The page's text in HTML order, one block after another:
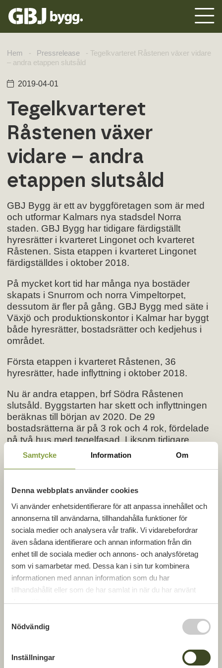
Samtycke Information Om
Denna webbplats använder cookies
Vi använder enhetsidentifierare för att anpassa innehållet och
annonserna till användarna, tillhandahålla funktioner för
sociala medier och analysera vår trafik. Vi vidarebefordrar
även sådana identifierare och annan information från din
enhet till de sociala medier och annons- och analysföretag
som vi samarbetar med. Dessa kan i sin tur kombinera
informationen med annan information som du har
tillhandahållit eller som de har samlat in när du har använt
deras tjänster.
Nödvändig
Inställningar
Hem - Pressrelease - Tegelkvarteret Råstenen växer vidare
– andra etappen slutsåld
2019-04-01
Tegelkvarteret
Råstenen växer
vidare – andra
etappen slutsåld
GBJ Bygg är ett av byggföretagen som är med
och utformar Kalmars nya stadsdel Norra
staden. GBJ Bygg har tidigare färdigställt
hyresrätter i kvarteret Lingonet och kvarteret
Råstenen. Sista etappen i kvarteret Lingonet
färdigställdes i oktober 2018.
På mycket kort tid har många nya bostäder
skapats i Snurrom och norra Vimpeltorpet,
dessutom är fler på gång. GBJ Bygg med säte i
Växjö och produktionskontor i Kalmar har byggt
både hyresrätter, bostadsrätter och kedjehus i
området.
Första etappen i kvarteret Råstenen, 36
hyresrätter, hade inflyttning i oktober 2018.
Nu är andra etappen, brf Södra Råstenen
slutsåld. Byggstarten har skett och inflyttningen
beräknas till början av 2020. De 29
bostadsrätterna är på 3 rok och 4 rok, fördelade
på två hus med tegelfasad. Liksom tidigare
hyresrätter i samma kvarter har även
bostadsrätterna ritats av Kalmararkitekten Mats
– Det är roligt att Norra staden har blivit så väl
emottagen, säger Gunnar Hilding, GBJ Bygg:s
projektledare i Kalmar. Både för våra hyresrätter
och bostadsrätter har vi lyckats skapa en balans
mellan läge, kvalitet och kostnad som gör att
lägenheterna upplevs som attraktiva.
I april startar GBJ Bygg den avslutande tredje
byggetappen i ”tegelkvarteret” som gör att hela
det yttre kvarteret blir komplett. Denna etapp i
kvarteret Råstenen består av 54 bostäder
fördelade på 4 punkthus. Lägenheternas storlek
är på 1-3 rok.
Senare i vår kommer GBJ Bygg även att påbörja
byggnation på Karlssons äng. Första etappen